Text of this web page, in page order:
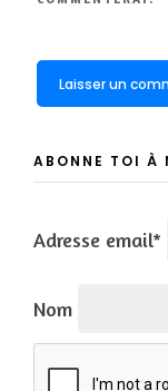
ABONNE TOI À
Adresse email*
Nom